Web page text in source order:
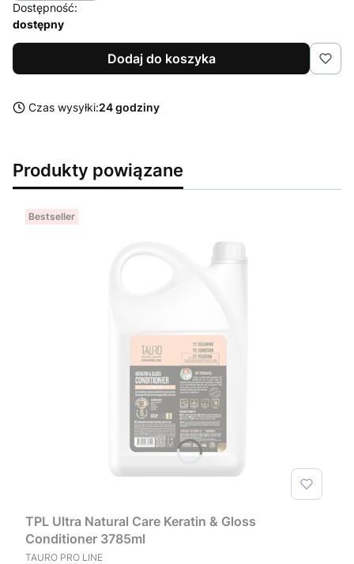
Dostępność:
dostępny
Dodaj do koszyka
Czas wysyłki:24 godziny
Produkty powiązane
Bestseller
TPL Ultra Natural Care Keratin & Gloss
Conditioner 3785ml
PRODUCENT
TAURO PRO LINE